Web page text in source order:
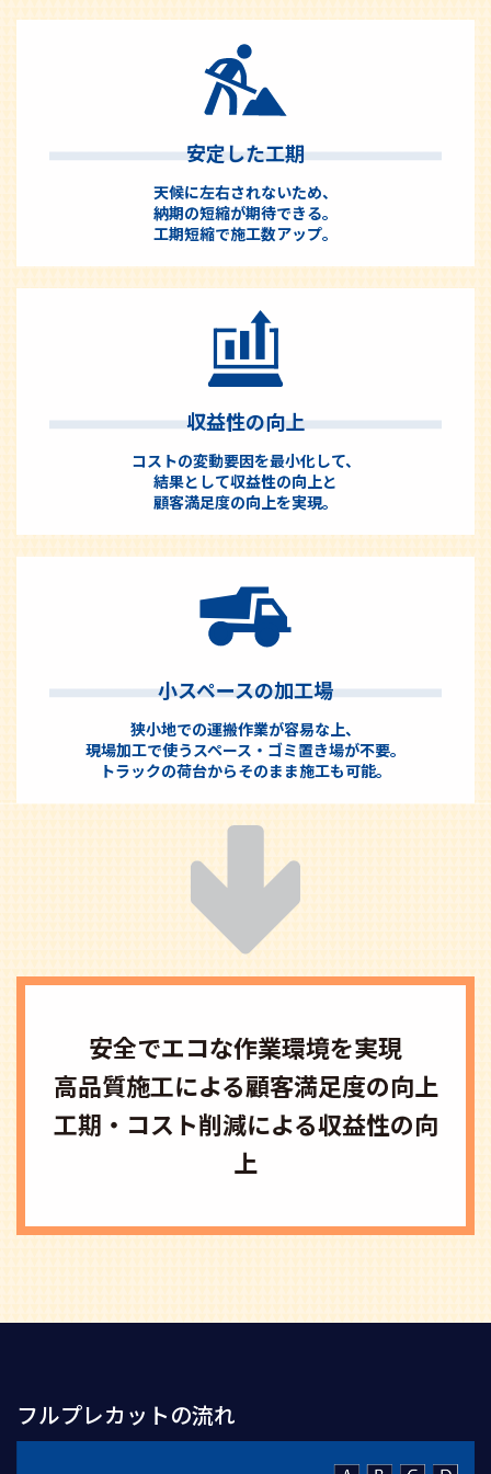
安定した工期
天候に左右されないため、
納期の短縮が期待できる。
工期短縮で施工数アップ。
収益性の向上
コストの変動要因を最小化して、
結果として収益性の向上と
顧客満足度の向上を実現。
小スペースの加工場
狭小地での運搬作業が容易な上、
現場加工で使うスペース・ゴミ置き場が不要。
トラックの荷台からそのまま施工も可能。
安全でエコな作業環境を実現
高品質施工による顧客満足度の向上
工期・コスト削減による収益性の向
上
フルプレカットの流れ